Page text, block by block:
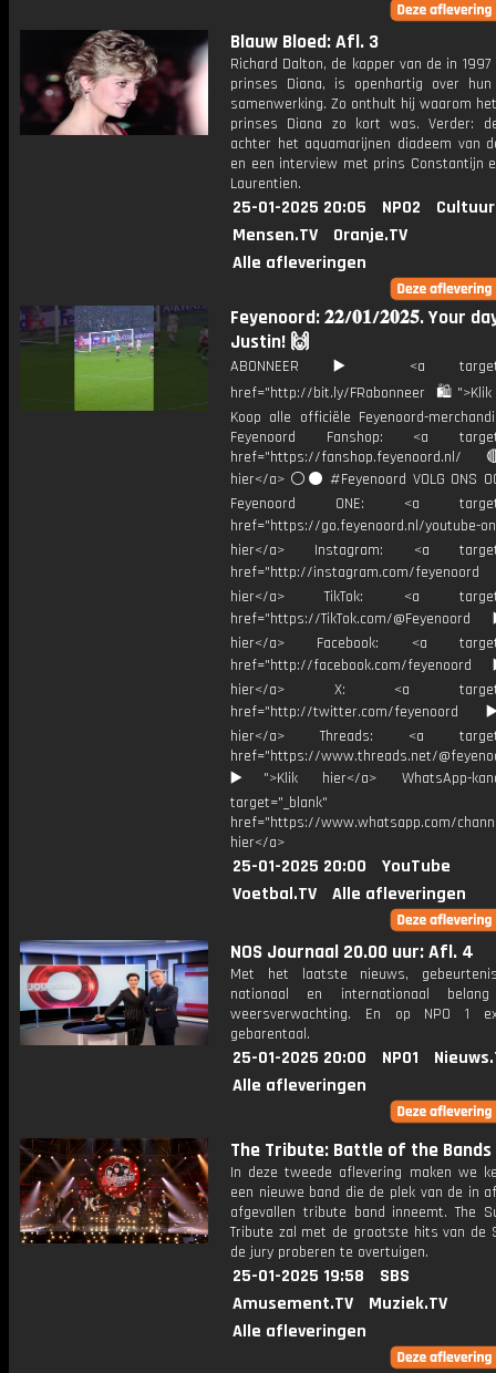
Blauw Bloed: Afl. 3
Richard Dalton, de kapper van de in 1997
prinses Diana, is openhartig over hun
samenwerking. Zo onthult hij waarom
prinses Diana zo kort was. Verder:
achter het aquamarijnen diadeem van
en een interview met prins Constantijn
Laurentien.
25-01-2025 20:05 NPO2
Mensen.TV
Oranje.TV
Alle afleveringen
Feyenoord: 𝟐𝟐/𝟎𝟏/𝟐𝟎𝟐𝟓. Your
Justin! 🙌
ABONNEER ▶️ <a
href="http://bit.ly/FRabonneer
Koop alle officiële Feyenoord-
Feyenoord Fanshop: <a
href="https://
hier</a> ⚪️⚫ #Feyenoord VOLG ONS
Feyenoord ONE: <a
href="https://go.feyenoord.nl/youtube-
hier</a> Instagram: <a
href="http://instagram.com/
hier</a> TikTok: <a
href="https://TikTok.com/
hier</a> Facebook: <a
href="http://facebook.com/
hier</a> X: <a
href="http://twitter.com/
hier</a> Threads: <a
href="https://www.threads.net/
▶️">Klik hier</a> WhatsApp-
target="_blank"
href="https://www.whatsapp.com/
hier</a>
25-01-2025 20:00
YouTube
Voetbal.TV
Alle afleveringen
NOS Journaal 20.00 uur: Afl. 4
Met het laatste nieuws,
nationaal en internationaal
weersverwachting. En op NPO 1
gebarentaal.
25-01-2025 20:00 NPO1
Alle afleveringen
The Tribute: Battle of the Bands
In deze tweede aflevering maken we
een nieuwe band die de plek van de in
afgevallen tribute band inneemt. The
Tribute zal met de grootste hits van de
de jury proberen te overtuigen.
25-01-2025 19:58
SBS
Amusement.TV
Muziek.TV
Alle afleveringen